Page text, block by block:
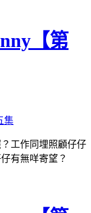
【第
工作同埋照顧仔仔
有無咩寄望？